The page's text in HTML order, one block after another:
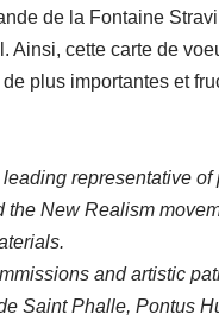
de la Fontaine
cette carte de
plus importantes et
representative
New Realism
and artistic
Saint Phalle, Pontus